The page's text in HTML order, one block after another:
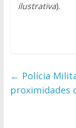
ilustrativa).
← Polícia
proximidades